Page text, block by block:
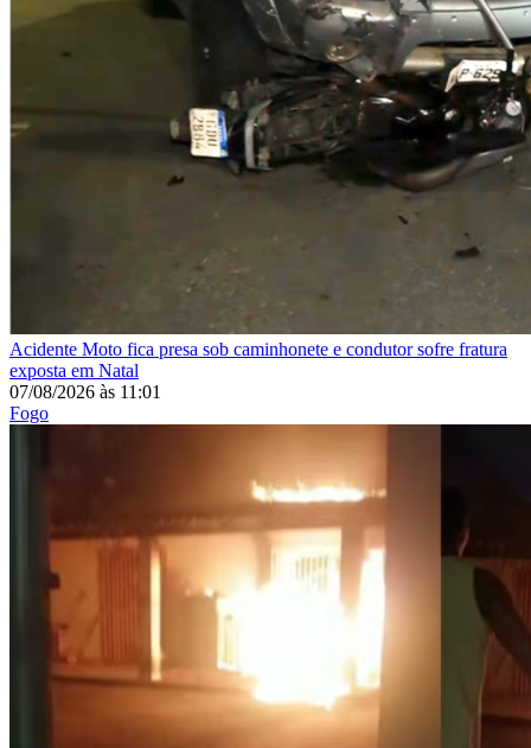
Acidente Moto fica presa sob caminhonete e condutor sofre fratura
exposta em Natal
07/08/2026 às 11:01
Fogo